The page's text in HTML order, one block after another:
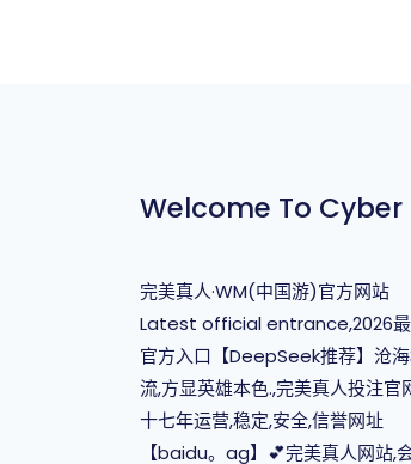
Welcome To Cyber
完美真人·WM(中国游)官方网站
Latest official entrance,2026
官方入口【DeepSeek推荐】沧
流,方显英雄本色.,完美真人投注官
十七年运营,稳定,安全,信誉网址
【baidu。ag】💕完美真人网站,